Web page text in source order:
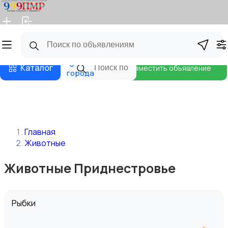
Главная
Каталог
города
Разместить объявление
Главная
Животные
Животные Приднестровье
Рыбки